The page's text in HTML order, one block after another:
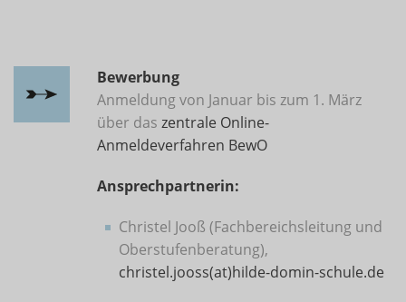
Bewerbung
Anmeldung von Januar bis zum 1. März
über das zentrale Online-
Anmeldeverfahren BewO
Ansprechpartnerin:
Christel Jooß (Fachbereichsleitung und
Oberstufenberatung),
christel.jooss(at)hilde-domin-schule.de